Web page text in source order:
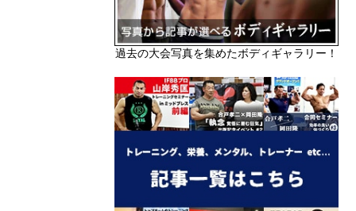
過去の大会写真を集めたボディギャラリー！